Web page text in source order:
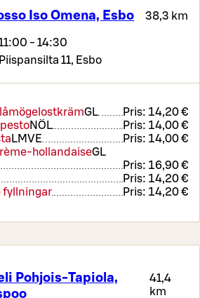
Iso Omena, Esbo 38,3 km
- 14:30
Piispansilta 11, Esbo
GL Pris: 14,20 €
NÖ L Pris: 14,00 €
LMVE Pris: 14,00 €
hollandaiseGL
Pris: 16,90 €
Pris: 14,20 €
fyllningar
Pris: 14,20 €
Pohjois-Tapiola,
41,4
km